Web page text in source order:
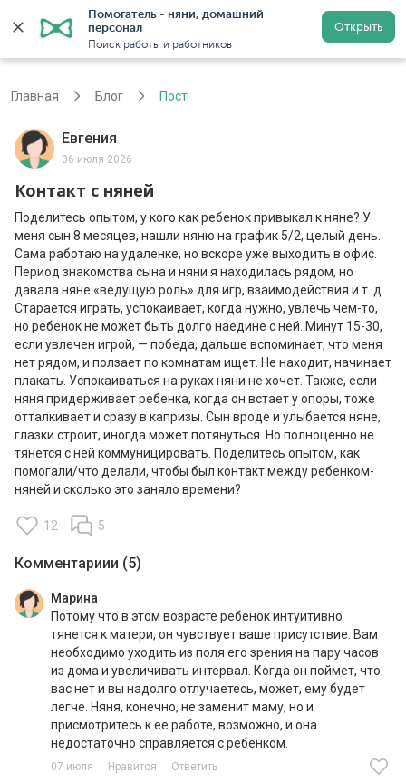
Помогатель - няни, домашний
персонал
Поиск работы и работников
Открыть
Регистрация
Главная Блог Пост
Евгения
06 июля 2026
Контакт с няней
Поделитесь опытом, у кого как ребенок привыкал к няне? У
меня сын 8 месяцев, нашли няню на график 5/2, целый день.
Сама работаю на удаленке, но вскоре уже выходить в офис.
Период знакомства сына и няни я находилась рядом, но
давала няне «ведущую роль» для игр, взаимодействия и т. д.
Старается играть, успокаивает, когда нужно, увлечь чем-то,
но ребенок не может быть долго наедине с ней. Минут 15-30,
если увлечен игрой, — победа, дальше вспоминает, что меня
нет рядом, и ползает по комнатам ищет. Не находит, начинает
плакать. Успокаиваться на руках няни не хочет. Также, если
няня придерживает ребенка, когда он встает у опоры, тоже
отталкивает и сразу в капризы. Сын вроде и улыбается няне,
глазки строит, иногда может потянуться. Но полноценно не
тянется с ней коммуницировать. Поделитесь опытом, как
помогали/что делали, чтобы был контакт между ребенком-
няней и сколько это заняло времени?
12 5
Комментариии (5)
Марина
Потому что в этом возрасте ребенок интуитивно
тянется к матери, он чувствует ваше присутствие. Вам
необходимо уходить из поля его зрения на пару часов
из дома и увеличивать интервал. Когда он поймет, что
вас нет и вы надолго отлучаетесь, может, ему будет
легче. Няня, конечно, не заменит маму, но и
присмотритесь к ее работе, возможно, и она
недостаточно справляется с ребенком.
07 июля Нравится Ответить